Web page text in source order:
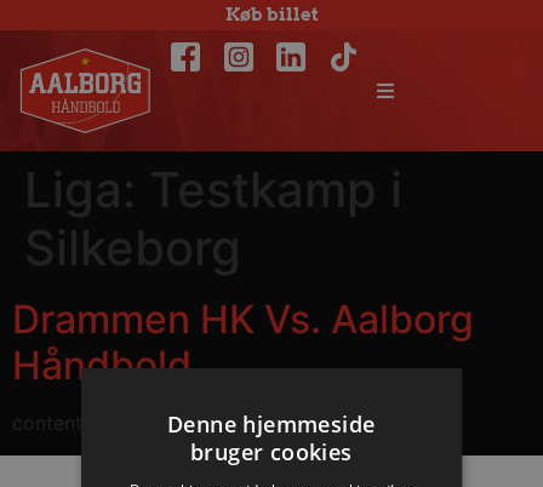
Køb billet
Liga: Testkamp i
Silkeborg
Drammen HK Vs. Aalborg
Håndbold
content
Denne hjemmeside
bruger cookies